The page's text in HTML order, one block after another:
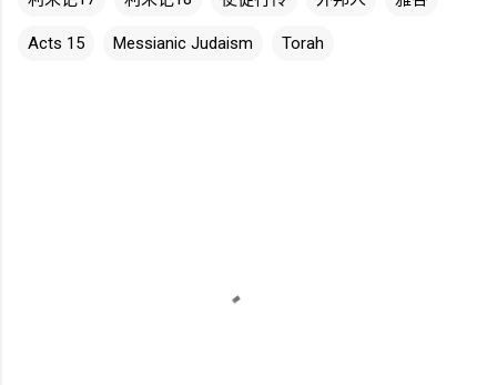
Acts 15 Messianic Judaism Torah